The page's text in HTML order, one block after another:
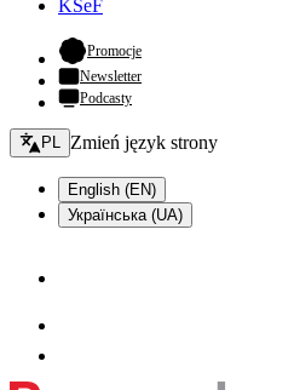
KSeF
Promocje- otwiera się w nowej karcie
Newsletter
Podcasty
Zmień język - bieżący:
PL Zmień język strony
English (EN)
Українська (UA)